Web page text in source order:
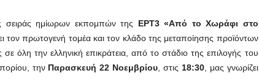
σειράς ημίωρων εκπομπών της ΕΡΤ3 «Από το Χωράφι στο
τον πρωτογενή τομέα και τον κλάδο της μεταποίησης προϊόντων
σε όλη την ελληνική επικράτεια, από το στάδιο της επιλογής του
την Παρασκευή 22 Νοεμβρίου , στις 18:30, μας γνωρίζει